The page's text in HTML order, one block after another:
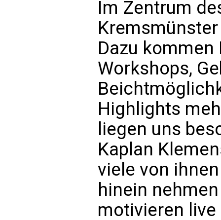
Im Zentrum
Dazu kommen
Workshops,
Highlights
liegen uns
Kaplan
viele von
hinein
motivieren live